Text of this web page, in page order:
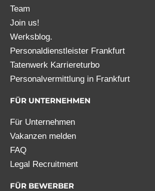
Team
Join us!
Werksblog.
Personaldienstleister Frankfurt
Tatenwerk Karriereturbo
Personalvermittlung in Frankfurt
FÜR UNTERNEHMEN
Für Unternehmen
Vakanzen melden
FAQ
Legal Recruitment
FÜR BEWERBER